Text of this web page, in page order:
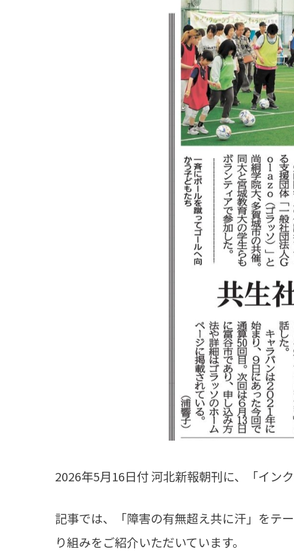
2026年5月16日付 河北新報朝刊に、「イン
記事では、「障害の有無超え共に汗」をテ
り組みをご紹介いただいています。